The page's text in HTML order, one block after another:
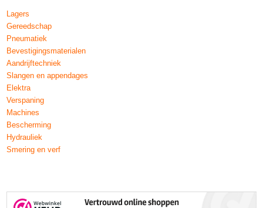
Lagers
Gereedschap
Pneumatiek
Bevestigingsmaterialen
Aandrijftechniek
Slangen en appendages
Elektra
Verspaning
Machines
Bescherming
Hydrauliek
Smering en verf